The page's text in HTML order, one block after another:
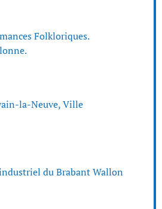
Folkloriques.
la-Neuve, Ville
du Brabant Wallon